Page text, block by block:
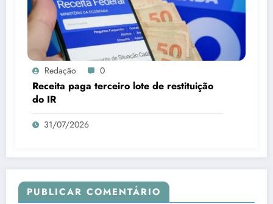
Redação 0
Receita paga terceiro lote de restituição
do IR
31/07/2026
PUBLICAR COMENTÁRIO